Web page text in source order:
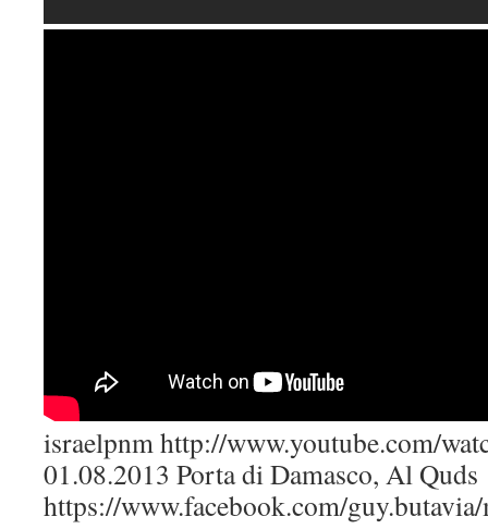
israelpnm http://www.youtube.com/
01.08.2013 Porta di Damasco, Al Quds
https://www.facebook.com/